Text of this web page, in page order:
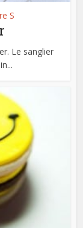
S
Le sanglier